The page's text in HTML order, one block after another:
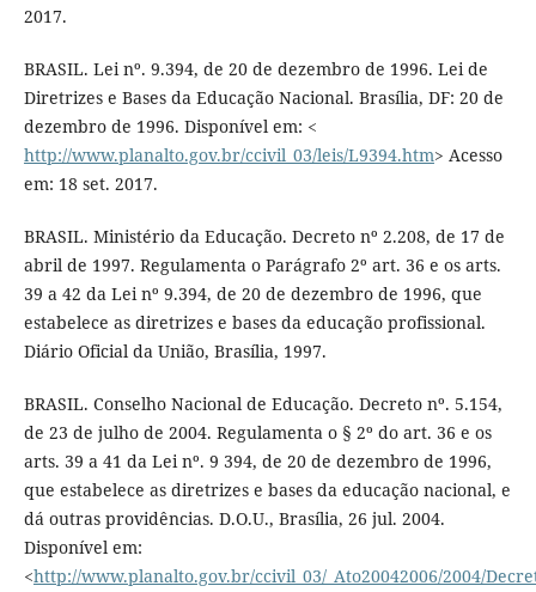
2017.
BRASIL. Lei nº. 9.394, de 20 de dezembro de 1996. Lei de
Diretrizes e Bases da Educação Nacional. Brasília, DF: 20 de
dezembro de 1996. Disponível em: <
http://www.planalto.gov.br/ccivil_03/leis/L9394.htm> Acesso
em: 18 set. 2017.
BRASIL. Ministério da Educação. Decreto nº 2.208, de 17 de
abril de 1997. Regulamenta o Parágrafo 2º art. 36 e os arts.
39 a 42 da Lei nº 9.394, de 20 de dezembro de 1996, que
estabelece as diretrizes e bases da educação profissional.
Diário Oficial da União, Brasília, 1997.
BRASIL. Conselho Nacional de Educação. Decreto nº. 5.154,
de 23 de julho de 2004. Regulamenta o § 2º do art. 36 e os
arts. 39 a 41 da Lei nº. 9 394, de 20 de dezembro de 1996,
que estabelece as diretrizes e bases da educação nacional, e
dá outras providências. D.O.U., Brasília, 26 jul. 2004.
Disponível em:
<http://www.planalto.gov.br/ccivil_03/_Ato20042006/2004/